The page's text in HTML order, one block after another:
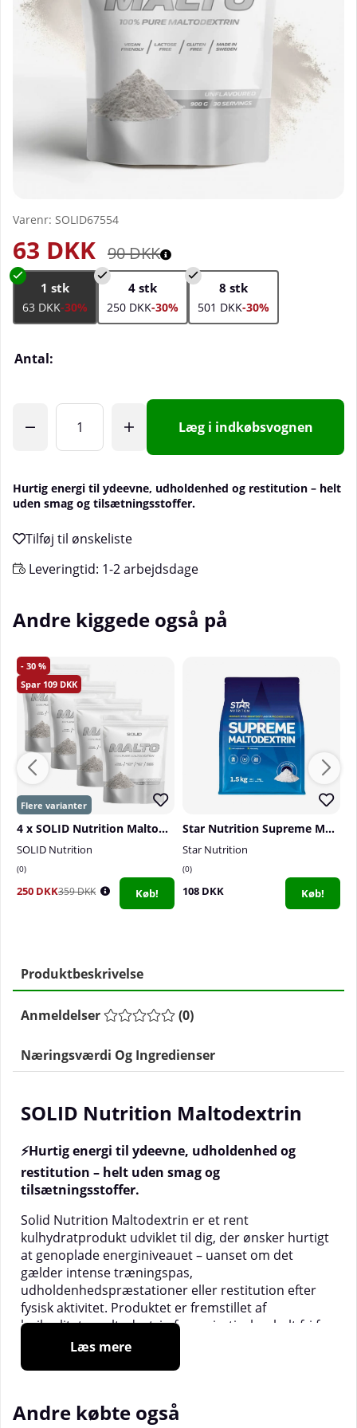
Varenr: SOLID67554
90DKK
63 DKK
1 stk
63 DKK-30%
4 stk
250 DKK-30%
8 stk
501 DKK-30%
Antal:
Læg i indkøbsvognen
Hurtig energi til ydeevne, udholdenhed og restitution – helt
uden smag og tilsætningsstoffer.
Leveringtid: 1-2 arbejdsdage
Andre kiggede også på
30
109
4 x SOLID Nutrition Maltodextrin, 900 g
SOLID Nutrition
0
250 DKK359 DKK Køb!
Star Nutrition Supreme Maltodextrin, 1,5 kg
Star Nutrition
0
108 DKK Køb!
Produktbeskrivelse
Anmeldelser (0)
Næringsværdi Og Ingredienser
SOLID Nutrition Maltodextrin
⚡Hurtig energi til ydeevne, udholdenhed og
restitution – helt uden smag og
tilsætningsstoffer.
Solid Nutrition Maltodextrin er et rent
kulhydratprodukt udviklet til dig, der ønsker hurtigt
at genoplade energiniveauet – uanset om det
gælder intense træningspas,
udholdenhedspræstationer eller restitution efter
fysisk aktivitet. Produktet er fremstillet af
højkvalitets maltodextrin fra majsstivelse, helt fri for
smagsstoffer, farvestoffer og andre
⚡ Hurtig optagelse i kroppen
Læs mere
Andre købte også